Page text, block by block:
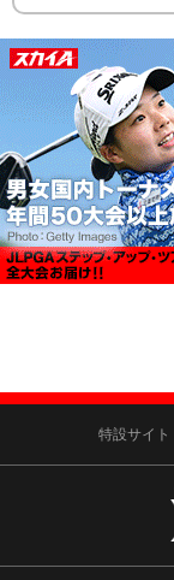
特設サイト